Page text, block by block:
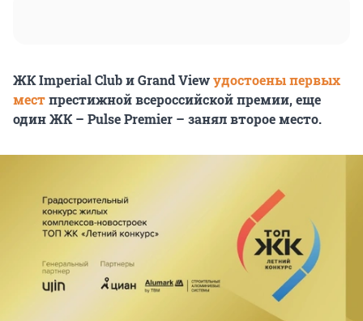
ЖК Imperial Club и Grand Viewудостоены первых
местпрестижной всероссийской премии, еще
один ЖК – Pulse Premier – занял второе место.